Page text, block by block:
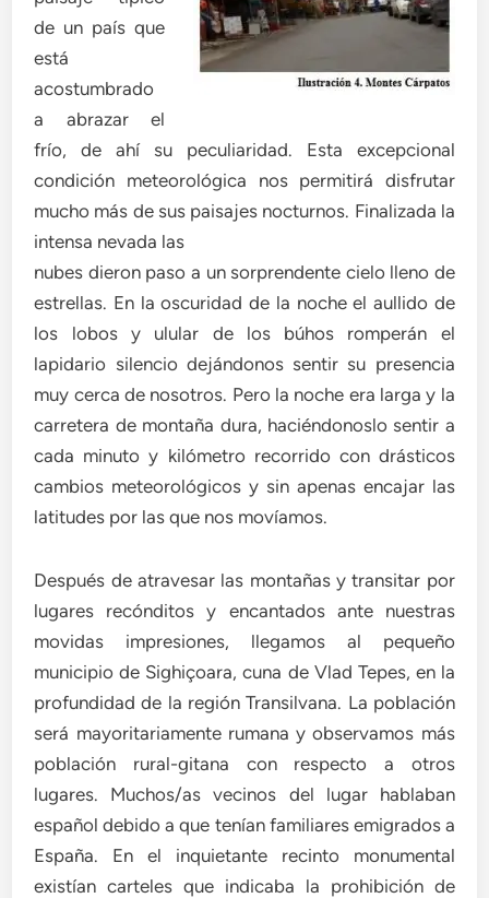
de un país que
está
acostumbrado
a abrazar el
frío, de ahí su peculiaridad. Esta excepcional
condición meteorológica nos permitirá disfrutar
mucho más de sus paisajes nocturnos. Finalizada la
intensa nevada las
nubes dieron paso a un sorprendente cielo lleno de
estrellas. En la oscuridad de la noche el aullido de
los lobos y ulular de los búhos romperán el
lapidario silencio dejándonos sentir su presencia
muy cerca de nosotros. Pero la noche era larga y la
carretera de montaña dura, haciéndonoslo sentir a
cada minuto y kilómetro recorrido con drásticos
cambios meteorológicos y sin apenas encajar las
latitudes por las que nos movíamos.
Después de atravesar las montañas y transitar por
lugares recónditos y encantados ante nuestras
movidas impresiones, llegamos al pequeño
municipio de Sighiçoara, cuna de Vlad Tepes, en la
profundidad de la región Transilvana. La población
será mayoritariamente rumana y observamos más
población rural-gitana con respecto a otros
lugares. Muchos/as vecinos del lugar hablaban
español debido a que tenían familiares emigrados a
España. En el inquietante recinto monumental
existían carteles que indicaba la prohibición de